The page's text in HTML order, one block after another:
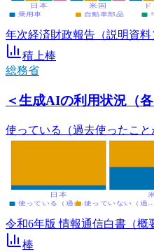
日本 米国
乗用車 自動車部品
年次経済財政報告（説明資料
積上棒
総務省
＜生成AIの利用状況（
使っている（過去使ったこと
日本
使っている（過去…使っていない（過…
令和6年版 情報通信白書（概
棒